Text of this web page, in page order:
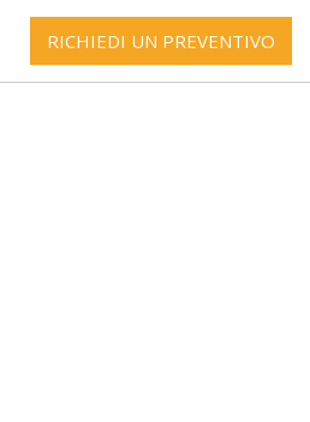
RICHIEDI UN PREVENTIVO